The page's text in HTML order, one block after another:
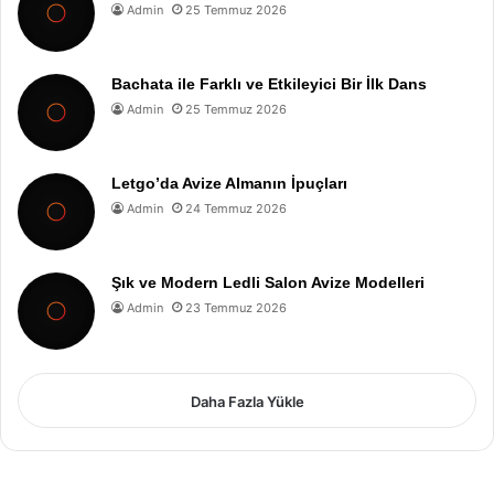
Admin 25 Temmuz 2026
Bachata ile Farklı ve Etkileyici Bir İlk Dans
Admin 25 Temmuz 2026
Letgo’da Avize Almanın İpuçları
Admin 24 Temmuz 2026
Şık ve Modern Ledli Salon Avize Modelleri
Admin 23 Temmuz 2026
Daha Fazla Yükle